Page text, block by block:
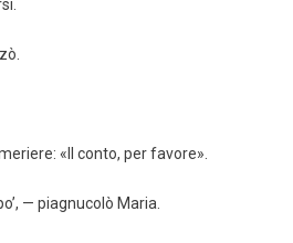
«Il conto, per favore».
— piagnucolò Maria.